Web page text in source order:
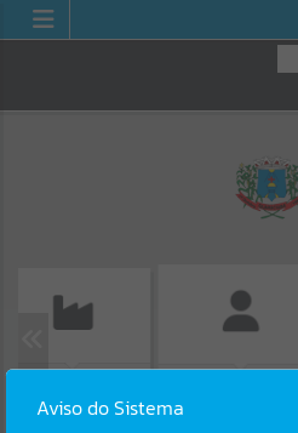
ISS/ALVARÁ
PAGAMENTO
Aviso do Sistema
Erro